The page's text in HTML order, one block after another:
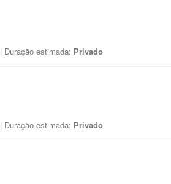
| Duração estimada: Privado
| Duração estimada: Privado